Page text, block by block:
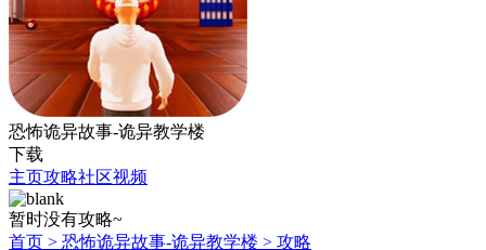
恐怖诡异故事-诡异教学楼
下载
主页攻略社区视频
暂时没有攻略~
首页 > 恐怖诡异故事-诡异教学楼 > 攻略